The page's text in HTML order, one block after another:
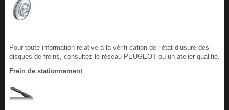
Pour toute information relative à la vérifi cation de l’état d’usure des
disques de freins, consultez le réseau PEUGEOT ou un atelier qualifié.
Frein de stationnement